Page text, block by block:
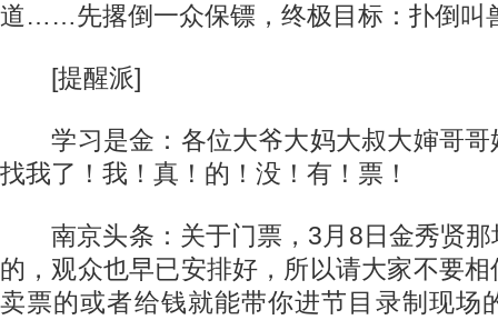
道……先撂倒一众保镖，终极目标：扑倒叫
[提醒派]
学习是金：各位大爷大妈大叔大婶哥哥
找我了！我！真！的！没！有！票！
南京头条：关于门票，3月8日金秀贤那
的，观众也早已安排好，所以请大家不要
卖票的或者给钱就能带你进节目录制现场